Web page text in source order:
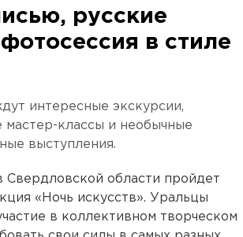
русские
в стиле
интересные экскурсии,
мастер-классы и необычные
выступления.
Свердловской области пройдет
«Ночь искусств». Уральцы
в коллективном творческом